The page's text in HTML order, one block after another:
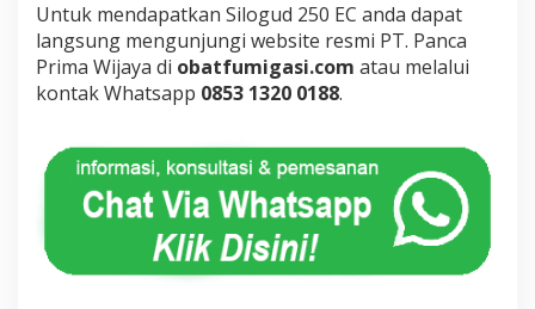
Untuk mendapatkan Silogud 250 EC anda dapat
langsung mengunjungi website resmi PT. Panca
Prima Wijaya di obatfumigasi.com atau melalui
kontak Whatsapp 0853 1320 0188.